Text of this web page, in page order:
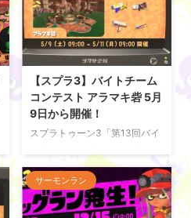
【スプラ3】バイトチーム
コンテスト アラマキ砦 5月
9日から開催！
スプラトゥーン3「第13回バイ
ン） アラマキ砦」の開催期間、
攻略ガイドについて掲載してい
る。 バイトチームコンテスト
第13回バイトチームコンテスト
サーモンラン